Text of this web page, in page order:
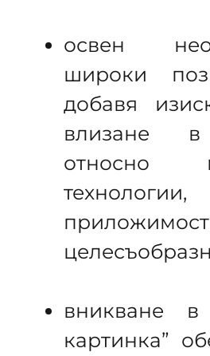
освен
широки
добавя
влизане в
относно
технологии,
вникване в
картинка”